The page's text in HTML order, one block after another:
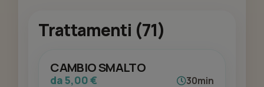
Trattamenti (71)
CAMBIO SMALTO
da 5,00 € 30min